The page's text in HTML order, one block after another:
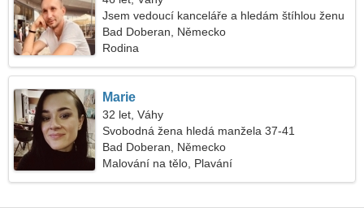
Jsem vedoucí kanceláře a hledám štíhlou ženu
Bad Doberan, Německo
Rodina
Marie
32 let, Váhy
Svobodná žena hledá manžela 37-41
Bad Doberan, Německo
Malování na tělo, Plavání